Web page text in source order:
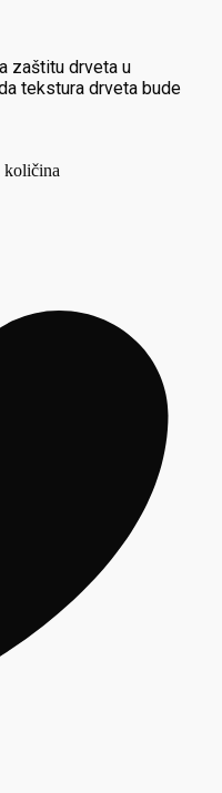
zaštitu drveta u
tekstura drveta bude
količina